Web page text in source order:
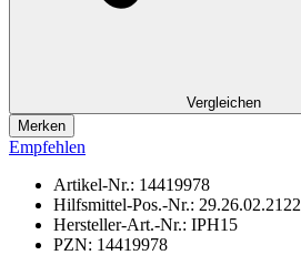
Vergleichen
Merken
Empfehlen
Artikel-Nr.: 14419978
Hilfsmittel-Pos.-Nr.: 29.26.02.2122
Hersteller-Art.-Nr.: IPH15
PZN: 14419978